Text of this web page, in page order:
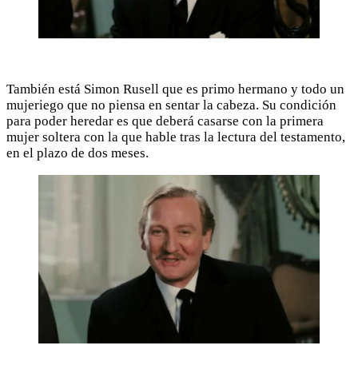
También está Simon Rusell que es primo hermano y todo un
mujeriego que no piensa en sentar la cabeza. Su condición
para poder heredar es que deberá casarse con la primera
mujer soltera con la que hable tras la lectura del testamento,
en el plazo de dos meses.